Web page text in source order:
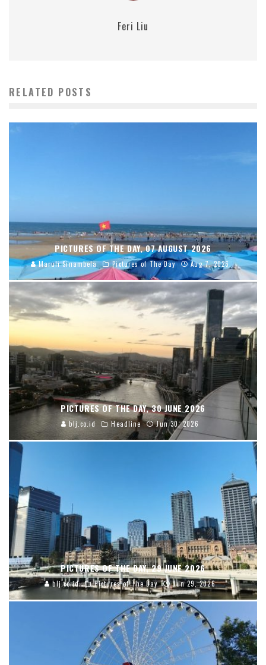
Feri Liu
RELATED POSTS
PICTURES OF THE DAY, 07 AUGUST 2026
Maruli Sinambela Pictures of The Day Aug 7, 2026
PICTURES OF THE DAY, 30 JUNE 2026
blj.co.id Headline Jun 30, 2026
PICTURES OF THE DAY, 29 JUNE 2026
blj.co.id Pictures of The Day Jun 29, 2026